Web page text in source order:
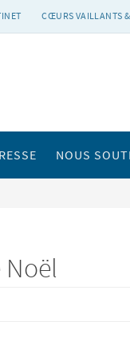
CŒURS VAILLANTS
NOUS
Noël